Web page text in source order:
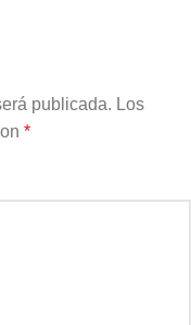
publicada. Los
*